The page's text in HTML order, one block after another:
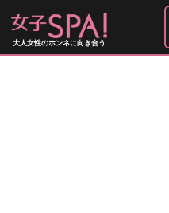
大人女性のホンネに向き合う